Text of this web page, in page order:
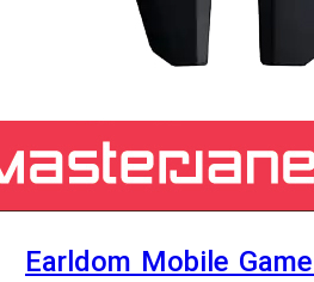
دسته بازی ارلدام Earldom Mobile Game